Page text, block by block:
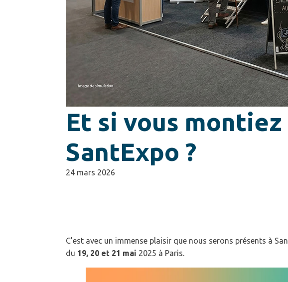
Et si vous montiez
SantExpo ?
24 mars 2026
C’est avec un immense plaisir que nous serons présents à
du 19, 20 et 21 mai 2025 à Paris.